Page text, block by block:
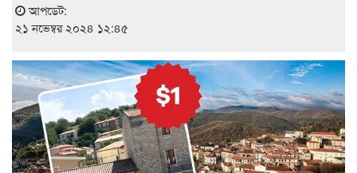
আপডেট:
২১ নভেম্বর ২০২৪ ১২:৪৫